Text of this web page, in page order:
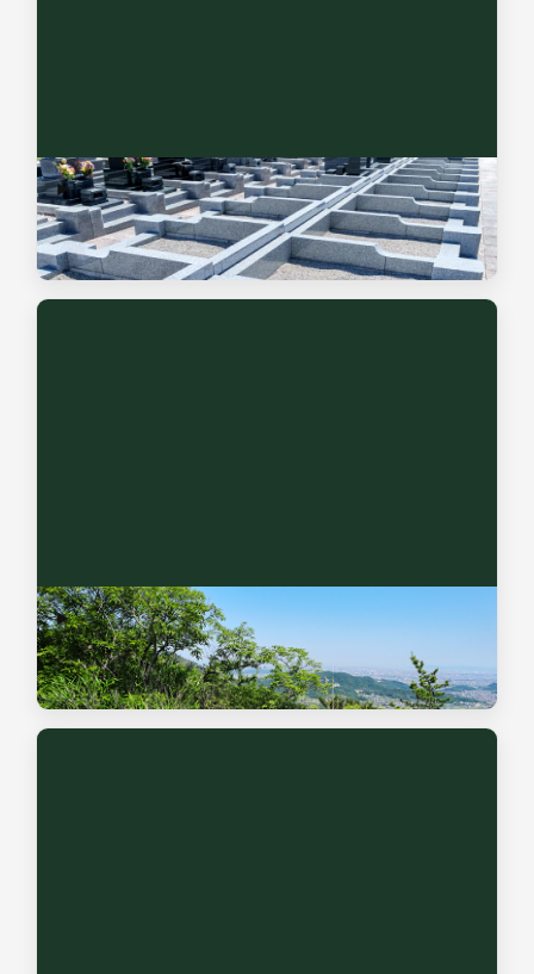
墓じまいサポート
お墓の継承者がいない等でお悩みの方に、墓石の解体からご
遺骨の整理・行政手続きまで一貫して支援します。
墓地の売却
当社には宅地建物取引士が在籍しており、お墓の現地調査・
買取を行なっております。